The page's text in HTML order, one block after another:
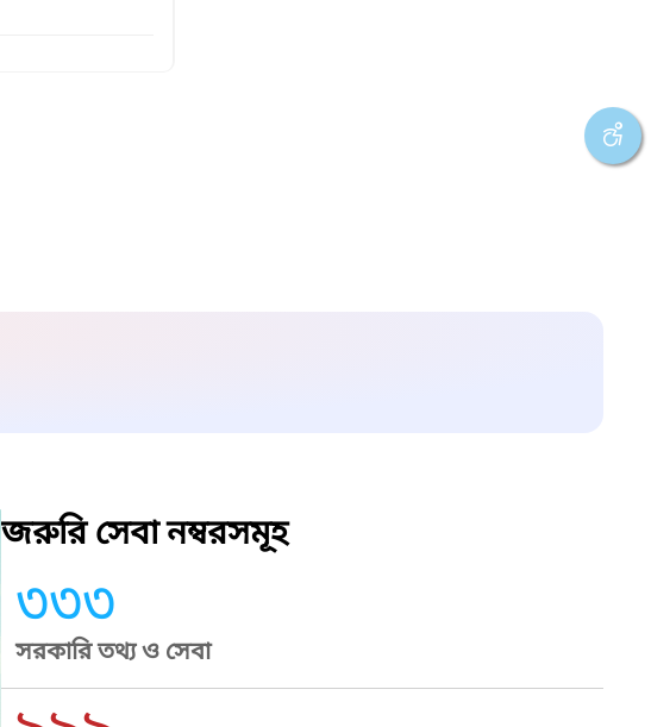
জরুরি সেবা নম্বরসমূহ
৩৩৩
সরকারি তথ্য ও সেবা